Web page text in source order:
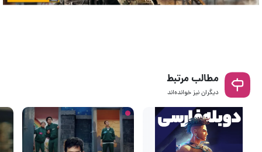
مطالب مرتبط
دیگران نیز خوانده‌اند